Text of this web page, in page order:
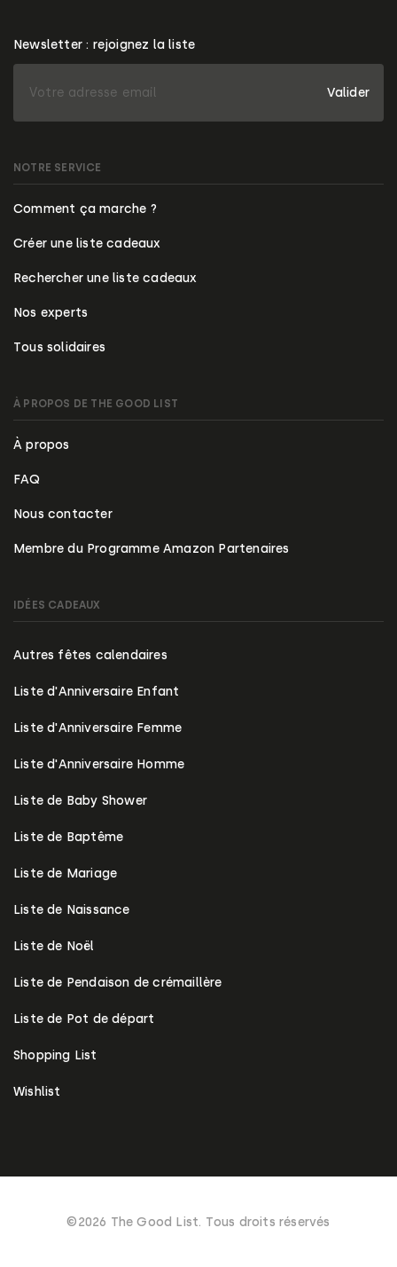
NOTRE SERVICE
Comment ça marche ?
Créer une liste cadeaux
Rechercher une liste cadeaux
Nos experts
Tous solidaires
À PROPOS DE THE GOOD LIST
À propos
FAQ
Nous contacter
Membre du Programme Amazon Partenaires
Newsletter : rejoignez la liste
Valider
IDÉES CADEAUX
Autres fêtes calendaires
Liste d'Anniversaire Enfant
Liste d'Anniversaire Femme
Liste d'Anniversaire Homme
Liste de Baby Shower
Liste de Baptême
Liste de Mariage
Liste de Naissance
Liste de Noël
Liste de Pendaison de crémaillère
Liste de Pot de départ
Shopping List
Wishlist
©2026 The Good List. Tous droits réservés